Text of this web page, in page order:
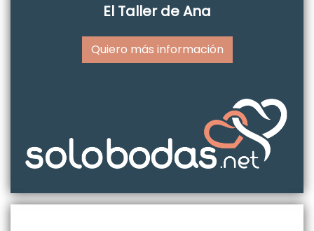
El Taller de Ana
Quiero más información